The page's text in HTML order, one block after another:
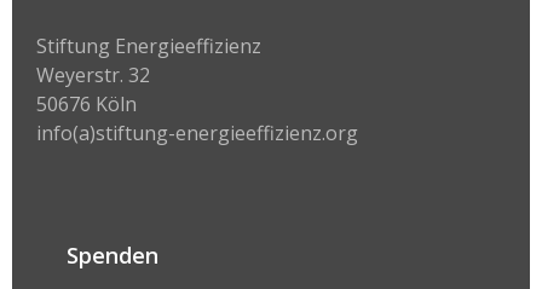
Stiftung Energieeffizienz
Weyerstr. 32
50676 Köln
info(a)stiftung-energieeffizienz.org
Spenden